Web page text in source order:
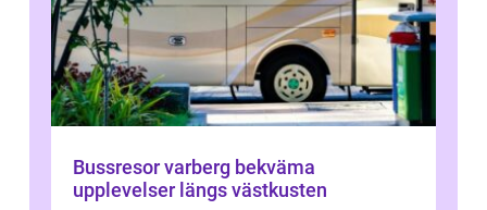
Bussresor varberg bekväma
upplevelser längs västkusten